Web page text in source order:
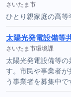
さいたま市
ひとり親家庭の高等
太陽光発電設備等
さいたま市環境課
太陽光発電設備等
す。市民や事業者
う事業者を募集中で